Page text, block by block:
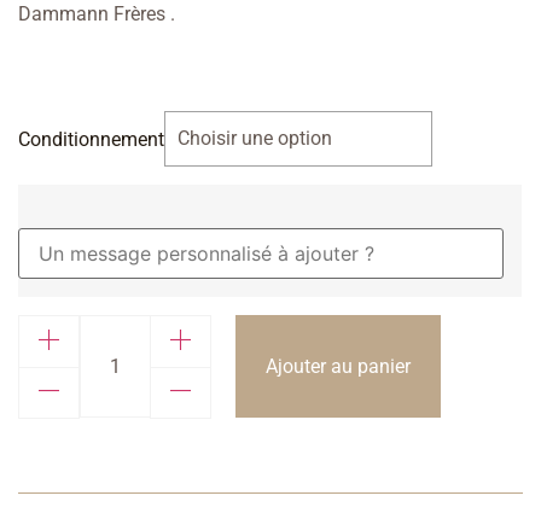
Dammann Frères .
Conditionnement
Ajouter au panier